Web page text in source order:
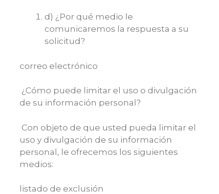
d) ¿Por qué medio le
comunicaremos la respuesta a su
solicitud?
correo electrónico
¿Cómo puede limitar el uso o divulgación
de su información personal?
Con objeto de que usted pueda limitar el
uso y divulgación de su información
personal, le ofrecemos los siguientes
medios:
listado de exclusión